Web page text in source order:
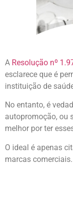
A Resolução nº
esclarece que é
instituição de
No entanto, é
autopromoção, ou
melhor por ter
O ideal é apenas
marcas comerciais.